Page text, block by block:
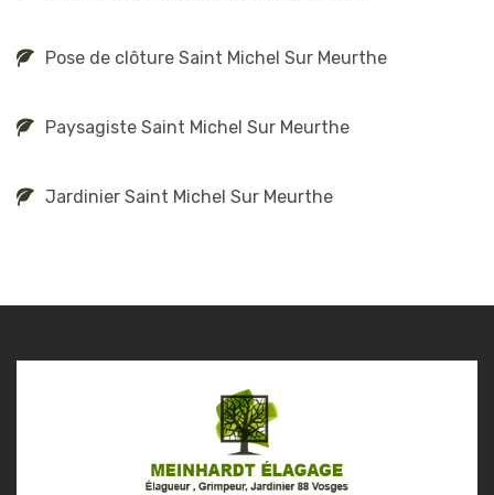
Pose de clôture Saint Michel Sur Meurthe
Paysagiste Saint Michel Sur Meurthe
Jardinier Saint Michel Sur Meurthe